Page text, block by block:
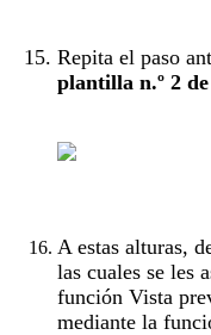
Repita el paso
plantilla n.º 2
A estas alturas,
las cuales se les
función Vista
mediante la